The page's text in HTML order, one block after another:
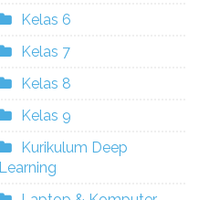
Kelas 6
Kelas 7
Kelas 8
Kelas 9
Kurikulum Deep
Learning